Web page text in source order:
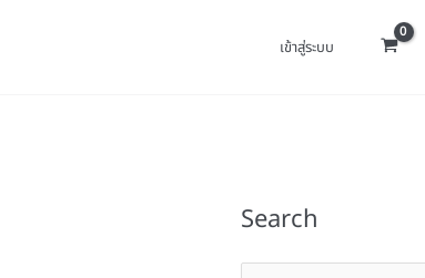
เข้าสู่ระบบ
Search